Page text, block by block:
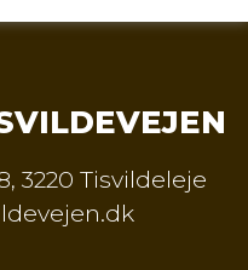
, 3220 Tisvildeleje